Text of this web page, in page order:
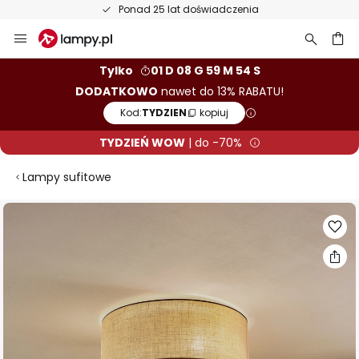
Ponad 25 lat doświadczenia
Przejdź
do
Tylko
01 D 08 G 59 M 53 S
DODATKOWO nawet do 13% RABATU!
Kod:TYDZIEN kopiuj
TYDZIEŃ WOW| do -70%
Lampy sufitowe
Przejdź